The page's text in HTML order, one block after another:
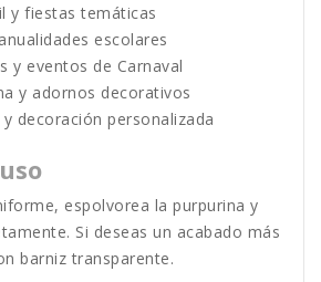
y fiestas temáticas
escolares
y eventos de Carnaval
y adornos decorativos
decoración personalizada
espolvorea la purpurina y
Si deseas un acabado más
barniz transparente.